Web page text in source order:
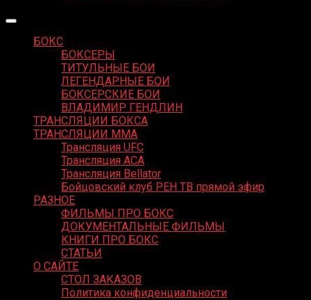
БОКС
БОКСЕРЫ
ТИТУЛЬНЫЕ БОИ
ЛЕГЕНДАРНЫЕ БОИ
БОКСЕРСКИЕ БОИ
ВЛАДИМИР ГЕНДЛИН
ТРАНСЛЯЦИИ БОКСА
ТРАНСЛЯЦИИ MMA
Трансляция UFC
Трансляция ACA
Трансляция Bellator
Бойцовский клуб РЕН ТВ прямой эфир
РАЗНОЕ
ФИЛЬМЫ ПРО БОКС
ДОКУМЕНТАЛЬНЫЕ ФИЛЬМЫ
КНИГИ ПРО БОКС
СТАТЬИ
О САЙТЕ
СТОЛ ЗАКАЗОВ
Политика конфиденциальности